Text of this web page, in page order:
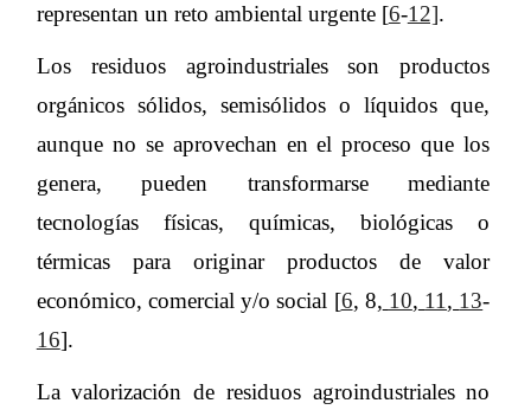
representan un reto ambiental urgente [6-12].
Los residuos agroindustriales son productos
orgánicos sólidos, semisólidos o líquidos que,
aunque no se aprovechan en el proceso que los
genera, pueden transformarse mediante
tecnologías físicas, químicas, biológicas o
térmicas para originar productos de valor
económico, comercial y/o social [6, 8, 10, 11 , 13-
16].
La valorización de residuos agroindustriales no